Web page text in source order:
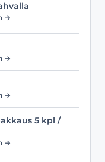
→
→
→
5 kpl /
→